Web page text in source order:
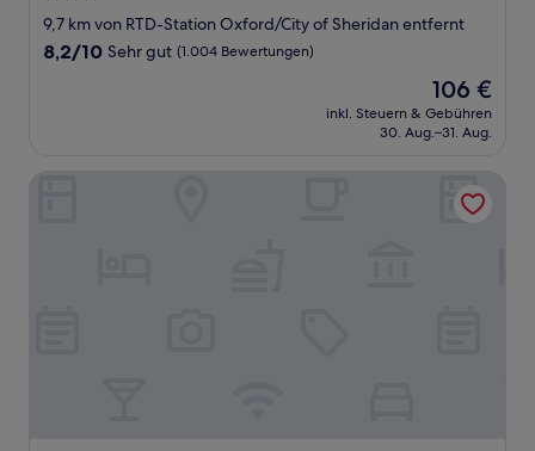
Sterne-
Unterkunft
9,7 km von RTD-Station Oxford/City of Sheridan entfernt
8.2
Bewertungen)
8,2/10 Sehr gut (1.004 Bewertungen)
Der
Preis
beträgt
106 €
inkl. Steuern & Gebühren
30. Aug.–31. Aug.